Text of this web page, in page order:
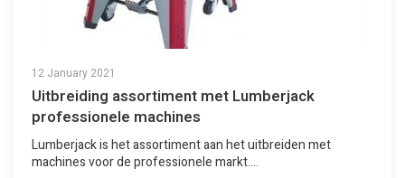
12 January 2021
Uitbreiding assortiment met Lumberjack
professionele machines
Lumberjack is het assortiment aan het uitbreiden met
machines voor de professionele markt....